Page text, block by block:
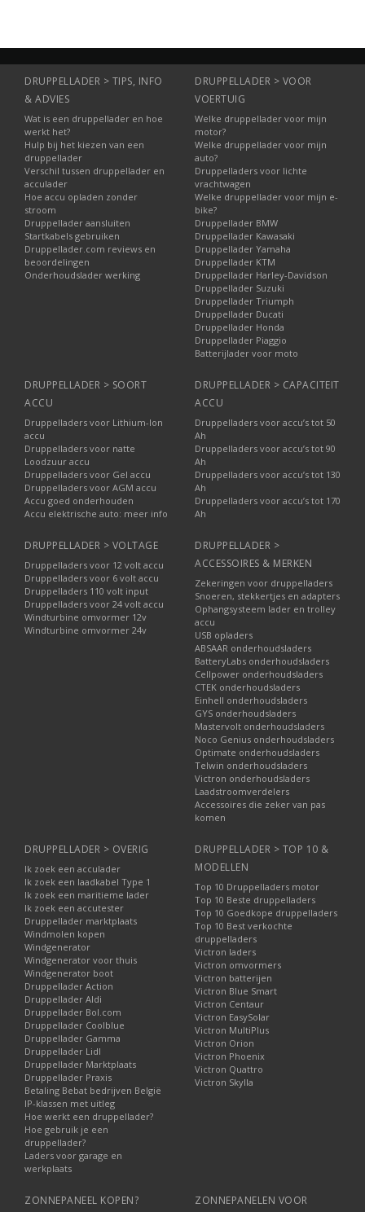
DRUPPELLADER > TIPS, INFO
& ADVIES
Wat is een druppellader en hoe
werkt het?
Hulp bij het kiezen van een
druppellader
Verschil tussen druppellader en
acculader
Hoe accu opladen zonder
stroom
Druppellader aansluiten
Startkabels gebruiken
Druppellader.com reviews en
beoordelingen
Onderhoudslader werking
DRUPPELLADER > VOOR
VOERTUIG
Welke druppellader voor mijn
motor?
Welke druppellader voor mijn
auto?
Druppelladers voor lichte
vrachtwagen
Welke druppellader voor mijn e-
bike?
Druppellader BMW
Druppellader Kawasaki
Druppellader Yamaha
Druppellader KTM
Druppellader Harley-Davidson
Druppellader Suzuki
Druppellader Triumph
Druppellader Ducati
Druppellader Honda
Druppellader Piaggio
Batterijlader voor moto
DRUPPELLADER > SOORT
ACCU
Druppelladers voor Lithium-Ion
accu
Druppelladers voor natte
Loodzuur accu
Druppelladers voor Gel accu
Druppelladers voor AGM accu
Accu goed onderhouden
Accu elektrische auto: meer info
DRUPPELLADER > CAPACITEIT
ACCU
Druppelladers voor accu’s tot 50
Ah
Druppelladers voor accu’s tot 90
Ah
Druppelladers voor accu’s tot 130
Ah
Druppelladers voor accu’s tot 170
Ah
DRUPPELLADER > VOLTAGE
Druppelladers voor 12 volt accu
Druppelladers voor 6 volt accu
Druppelladers 110 volt input
Druppelladers voor 24 volt accu
Windturbine omvormer 12v
Windturbine omvormer 24v
DRUPPELLADER >
ACCESSOIRES & MERKEN
Zekeringen voor druppelladers
Snoeren, stekkertjes en adapters
Ophangsysteem lader en trolley
accu
USB opladers
ABSAAR onderhoudsladers
BatteryLabs onderhoudsladers
Cellpower onderhoudsladers
CTEK onderhoudsladers
Einhell onderhoudsladers
GYS onderhoudsladers
Mastervolt onderhoudsladers
Noco Genius onderhoudsladers
Optimate onderhoudsladers
Telwin onderhoudsladers
Victron onderhoudsladers
Laadstroomverdelers
Accessoires die zeker van pas
komen
DRUPPELLADER > OVERIG
Ik zoek een acculader
Ik zoek een laadkabel Type 1
Ik zoek een maritieme lader
Ik zoek een accutester
Druppellader marktplaats
Windmolen kopen
Windgenerator
Windgenerator voor thuis
Windgenerator boot
Druppellader Action
Druppellader Aldi
Druppellader Bol.com
Druppellader Coolblue
Druppellader Gamma
Druppellader Lidl
Druppellader Marktplaats
Druppellader Praxis
Betaling Bebat bedrijven België
IP-klassen met uitleg
Hoe werkt een druppellader?
Hoe gebruik je een
druppellader?
Laders voor garage en
werkplaats
DRUPPELLADER > TOP 10 &
MODELLEN
Top 10 Druppelladers motor
Top 10 Beste druppelladers
Top 10 Goedkope druppelladers
Top 10 Best verkochte
druppelladers
Victron laders
Victron omvormers
Victron batterijen
Victron Blue Smart
Victron Centaur
Victron EasySolar
Victron MultiPlus
Victron Orion
Victron Phoenix
Victron Quattro
Victron Skylla
ZONNEPANEEL KOPEN? ZONNEPANELEN VOOR